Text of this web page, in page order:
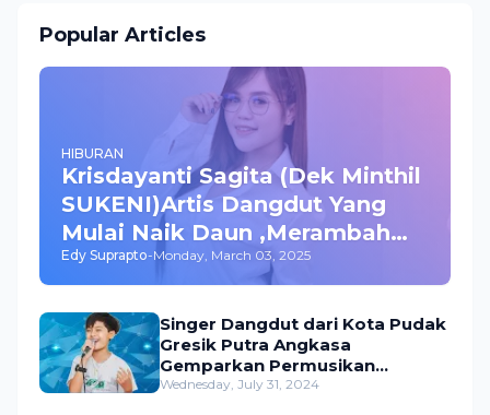
Popular Articles
HIBURAN
Krisdayanti Sagita (Dek Minthil
SUKENI)Artis Dangdut Yang
Mulai Naik Daun ,Merambah
Bisnis dan Akting
Edy Suprapto-Monday, March 03, 2025
Singer Dangdut dari Kota Pudak
Gresik Putra Angkasa
Gemparkan Permusikan
Dangdut Indonesia
Wednesday, July 31, 2024